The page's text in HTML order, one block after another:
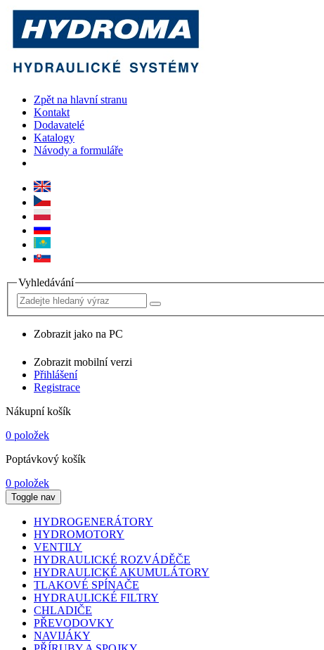
Zpět na hlavní stranu
Kontakt
Dodavatelé
Katalogy
Návody a formuláře
Vyhledávání
Zobrazit jako na PC
Zobrazit mobilní verzi
Přihlášení
Registrace
Nákupní košík
0 položek
Poptávkový košík
0 položek
Toggle nav
HYDROGENERÁTORY
HYDROMOTORY
VENTILY
HYDRAULICKÉ ROZVÁDĚČE
HYDRAULICKÉ AKUMULÁTORY
TLAKOVÉ SPÍNAČE
HYDRAULICKÉ FILTRY
CHLADIČE
PŘEVODOVKY
NAVIJÁKY